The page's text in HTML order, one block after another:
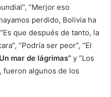
“Merjor eso
perdido, Bolivia ha
que después de tanto, la
“Podría ser peor”, “El
mar de lágrimas” y “Los
fueron algunos de los